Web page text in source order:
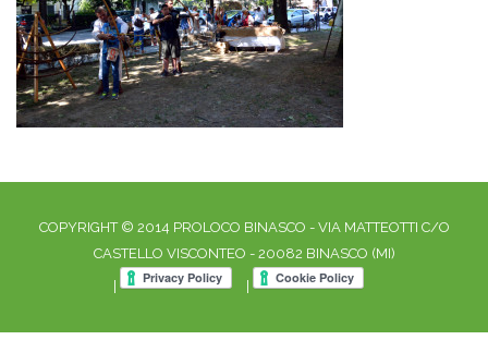
COPYRIGHT © 2014 PROLOCO BINASCO - VIA MATTEOTTI C/O
CASTELLO VISCONTEO - 20082 BINASCO (MI)